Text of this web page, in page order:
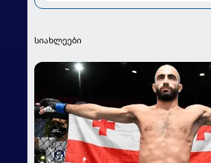
სიახლეები